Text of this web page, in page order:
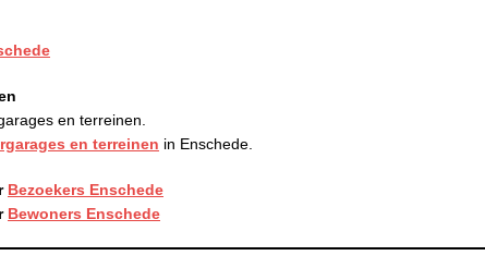
en terreinen.
en terreinen in Enschede.
Bezoekers Enschede
Bewoners Enschede